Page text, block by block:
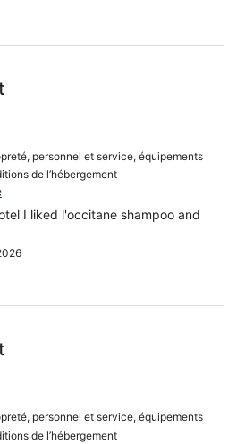
personnel et service, équipements
de l’hébergement
I liked l'occitane shampoo and
personnel et service, équipements
de l’hébergement